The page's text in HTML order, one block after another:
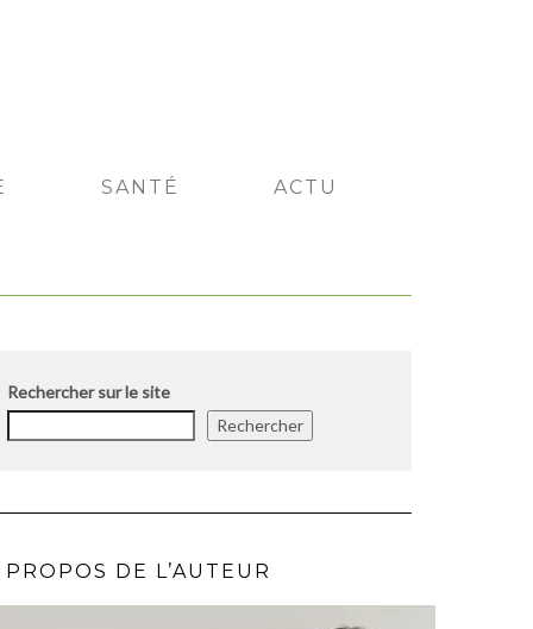
SANTÉ ACTU
Rechercher sur le site
Rechercher
PROPOS DE L’AUTEUR